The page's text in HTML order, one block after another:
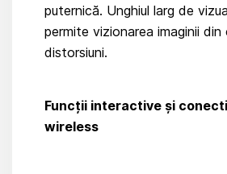
puternică. Unghiul larg de
permite vizionarea imaginii din
distorsiuni.
Funcții interactive și
wireless